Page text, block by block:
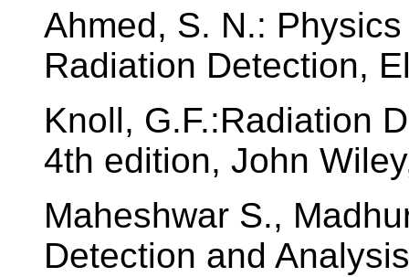
Ahmed, S. N.:
Radiation Detection,
Knoll, G.F.:Radiation
4th edition, John
Maheshwar S.,
Detection and